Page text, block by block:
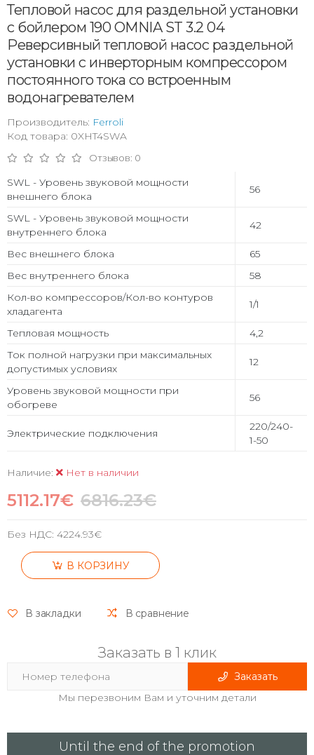
Тепловой насос для раздельной установки
с бойлером 190 OMNIA ST 3.2 04
Реверсивный тепловой насос раздельной
установки с инверторным компрессором
постоянного тока со встроенным
водонагревателем
Производитель: Ferroli
Код товара: 0XHT4SWA
Отзывов: 0
SWL - Уровень звуковой мощности
внешнего блока
56
SWL - Уровень звуковой мощности
внутреннего блока
42
Вес внешнего блока
65
Вес внутреннего блока
58
Кол-во компрессоров/Кол-во контуров
хладагента
1/1
Тепловая мощность
4,2
Ток полной нагрузки при максимальных
допустимых условиях
12
Уровень звуковой мощности при
обогреве
56
Электрические подключения
220/240-
1-50
Наличие: Нет в наличии
5112.17€ 6816.23€
Без НДС: 4224.93€
В КОРЗИНУ
В закладки В сравнение
Заказать в 1 клик
Заказать
Мы перезвоним Вам и уточним детали
Until the end of the promotion